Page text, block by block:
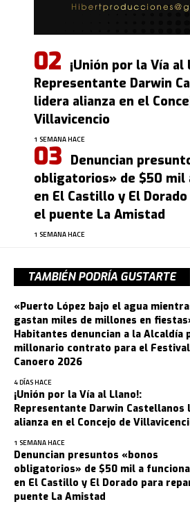
¡Unión por la Vía al
Representante Darwin
lidera alianza en el
Villavicencio
1 SEMANA HACE
Denuncian
obligatorios» de $50 mil
en El Castillo y El
el puente La Amistad
1 SEMANA HACE
TAMBIÉN PODRÍA GUSTARTE
«Puerto López bajo el agua
gastan miles de millones en
Habitantes denuncian a la Alcaldía
millonario contrato para el
Canoero 2026
4 DÍAS HACE
¡Unión por la Vía al Llano!:
Representante Darwin Castellanos
alianza en el Concejo de
1 SEMANA HACE
Denuncian presuntos «bonos
obligatorios» de $50 mil a
en El Castillo y El Dorado para
puente La Amistad